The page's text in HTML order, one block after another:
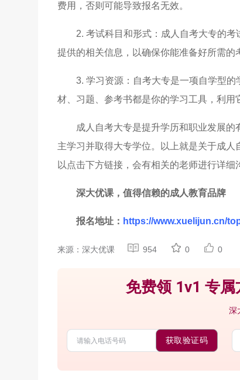
费用，否则可能导致报名无效。
2. 考试科目和形式：成人自考大专的
提供的相关信息，以确保你能准备好所需的
3. 学习资源：自考大专是一项自学型
材、习题、参考书都是你的学习工具，利用
成人自考大专是提升学历和职业发展
主学习并取得大专学位。以上就是关于成
以点击下方链接，会有相关的老师进行详细
深大优课，值得信赖的成人教育品牌
报名地址： https://www.xuelijun.cn/
来源：深大优课 954 0 0
免费领 1v1 专
深
获取验证码